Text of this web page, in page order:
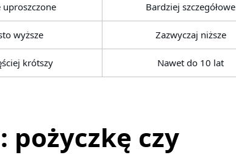
uproszczone Bardziej szczegółowe
wyższe Zazwyczaj niższe
krótszy Nawet do 10 lat
pożyczkę czy